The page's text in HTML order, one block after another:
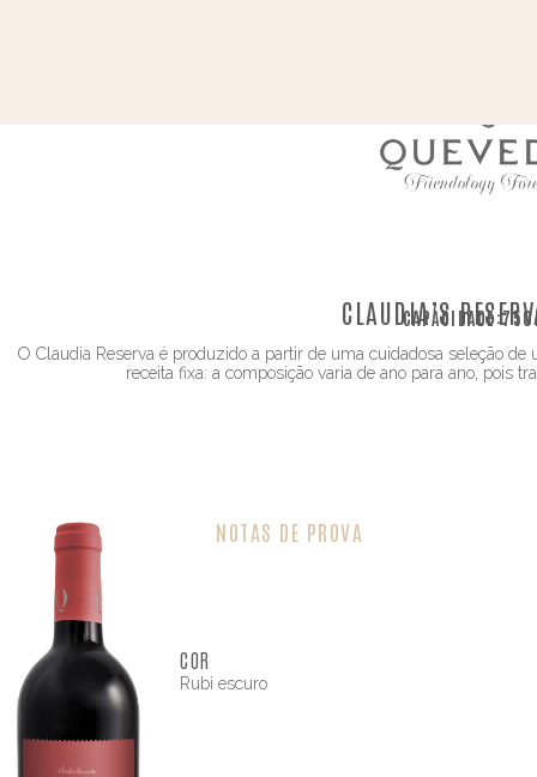
CLAUDIA’SCAPACIDADE:
O Claudia Reserva é produzido a partir de uma cuidadosa seleção
receita fixa: a composição varia de ano para ano, pois
NOTAS DE PROVA
COR
Rubi escuro